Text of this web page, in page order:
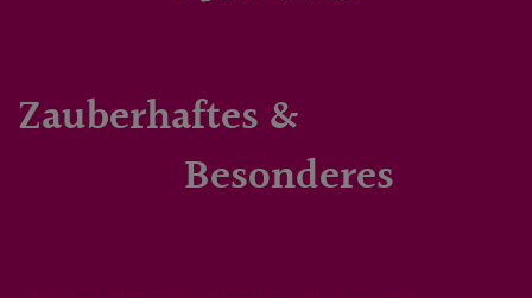
Zauberhaftes &
Besonderes